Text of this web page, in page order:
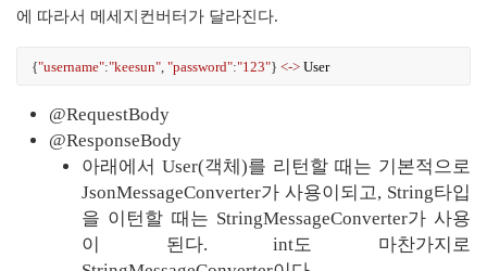
에 따라서 메세지컨버터가 달라진다.
{"username":"keesun", "password":"123"} <-> User
@RequestBody
@ResponseBody
아래에서 User(객체)를 리턴할 때는 기본적으로
JsonMessageConverter가 사용이되고, String타입
을 이턴할 때는 StringMessageConverter가 사용
이 된다. int도 마찬가지로